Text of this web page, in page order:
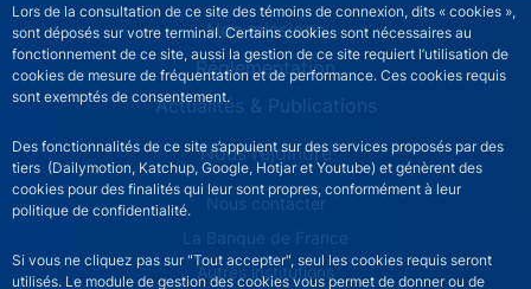
Lors de la consultation de ce site des témoins de connexion, dits « cookies »,
sont déposés sur votre terminal. Certains cookies sont nécessaires au
fonctionnement de ce site, aussi la gestion de ce site requiert l’utilisation de
cookies de mesure de fréquentation et de performance. Ces cookies requis
sont exemptés de consentement.
Des fonctionnalités de ce site s’appuient sur des services proposés par des
tiers (Dailymotion, Katchup, Google, Hotjar et Youtube) et génèrent des
cookies pour des finalités qui leur sont propres, conformément à leur
politique de confidentialité.
Si vous ne cliquez pas sur "Tout accepter", seul les cookies requis seront
utilisés. Le module de gestion des cookies vous permet de donner ou de
Nos missions
Réglementation
Actualités & Publications
Nous rejoindre
ACPR footer secondary menu (French)
Nous contacter
La Banque de France
Autres institutions